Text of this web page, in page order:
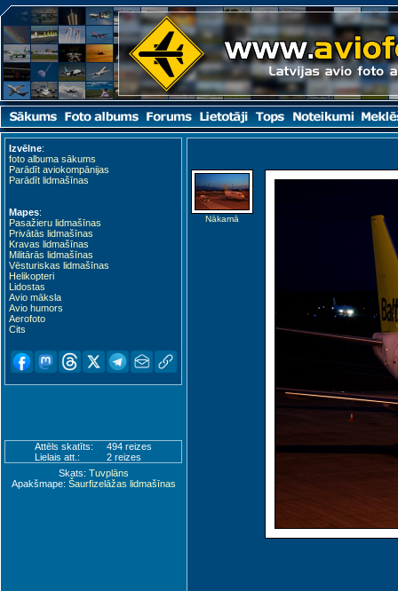
Izvēlne:
foto albuma sākums
Parādīt aviokompānijas
Parādīt lidmašīnas
Mapes:
Pasažieru lidmašīnas
Privātās lidmašīnas
Kravas lidmašīnas
Militārās lidmašīnas
Vēsturiskas lidmašīnas
Helikopteri
Lidostas
Avio māksla
Avio humors
Aerofoto
Cits
Attēls skatīts:
494 reizes
Lielais att.:
2 reizes
Skats: Tuvplāns
Apakšmape: Šaurfizelāžas lidmašīnas
Nākamā